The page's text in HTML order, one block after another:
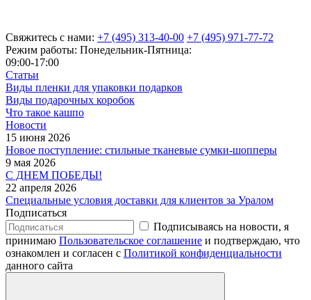
Свяжитесь с нами: +7 (495) 313-40-00 +7 (495) 971-77-72
Режим работы: Понедельник-Пятница:
09:00-17:00
Статьи
Виды пленки для упаковки подарков
Виды подарочных коробок
Что такое кашпо
Новости
15 июня 2026
Новое поступление: стильные тканевые сумки-шопперы
9 мая 2026
С ДНЕМ ПОБЕДЫ!
22 апреля 2026
Специальные условия доставки для клиентов за Уралом
Подписаться
Подписываясь на новости, я
принимаю Пользовательское соглашение и подтверждаю, что
ознакомлен и согласен с Политикой конфиденциальности
данного сайта